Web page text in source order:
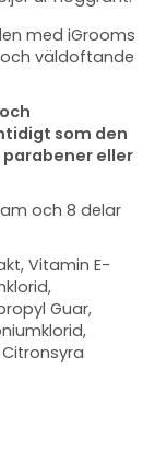
med iGrooms
väldoftande
som den
eller
och 8 delar
Vitamin E-
Guar,